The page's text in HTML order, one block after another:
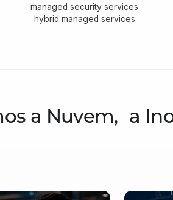
managed security services
hybrid managed services
a Nuvem, a